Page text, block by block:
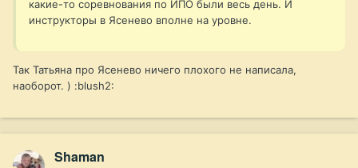
какие-то соревнования по ИПО были весь день. И
инструкторы в Ясенево вполне на уровне.
Так Татьяна про Ясенево ничего плохого не написала,
наоборот. ) :blush2:
Shaman